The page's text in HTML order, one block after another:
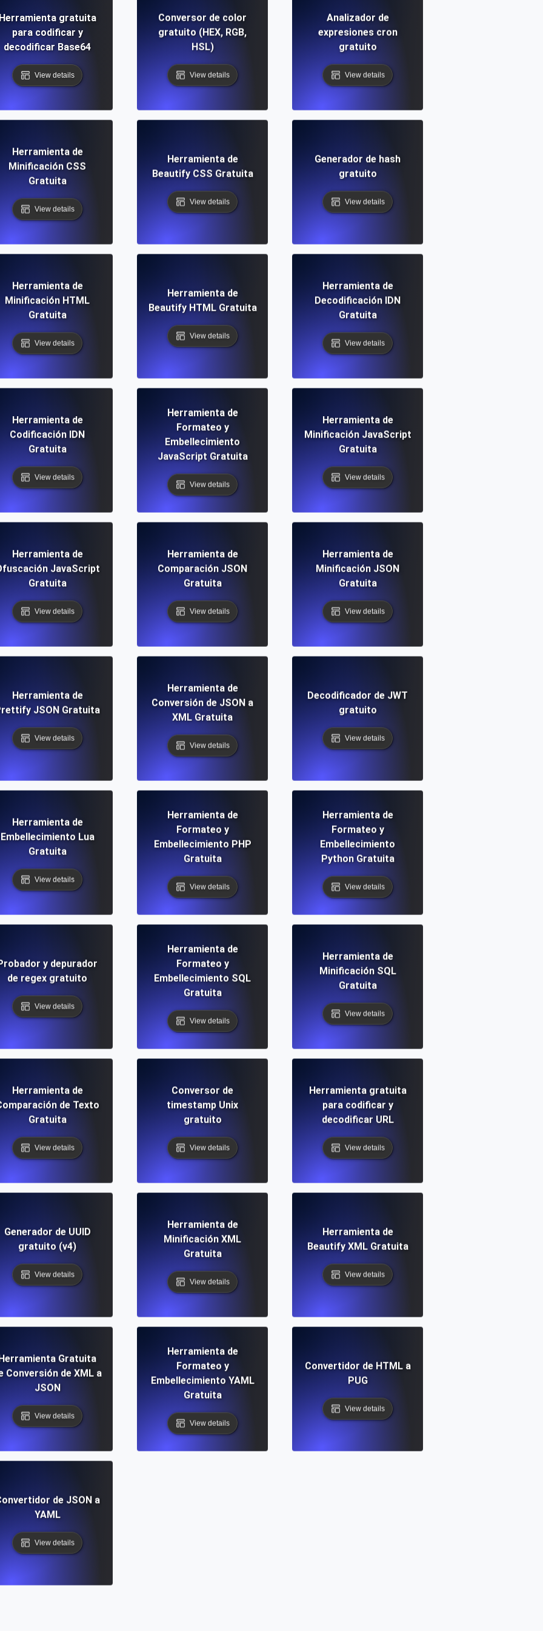
gratuita
para codificar y
decodificar Base64
View details
Conversor de color
gratuito (HEX, RGB,
HSL)
View details
Analizador de
expresiones cron
gratuito
View details
Herramienta de
Minificación CSS
Gratuita
View details
Herramienta de
Beautify CSS Gratuita
View details
Generador de hash
gratuito
View details
Herramienta de
Minificación HTML
Gratuita
View details
Herramienta de
Beautify HTML Gratuita
View details
Herramienta de
Decodificación IDN
Gratuita
View details
Herramienta de
Codificación IDN
Gratuita
View details
Herramienta de
Formateo y
Embellecimiento
JavaScript Gratuita
View details
Herramienta de
Minificación JavaScript
Gratuita
View details
Herramienta de
JavaScript
Gratuita
View details
Herramienta de
Comparación JSON
Gratuita
View details
Herramienta de
Minificación JSON
Gratuita
View details
Herramienta de
JSON Gratuita
View details
Herramienta de
Conversión de JSON a
XML Gratuita
View details
Decodificador de JWT
gratuito
View details
Herramienta de
Embellecimiento Lua
Gratuita
View details
Herramienta de
Formateo y
Embellecimiento PHP
Gratuita
View details
Herramienta de
Formateo y
Embellecimiento
Python Gratuita
View details
y depurador
de regex gratuito
View details
Herramienta de
Formateo y
Embellecimiento SQL
Gratuita
View details
Herramienta de
Minificación SQL
Gratuita
View details
Herramienta de
de Texto
Gratuita
View details
Conversor de
timestamp Unix
gratuito
View details
Herramienta gratuita
para codificar y
decodificar URL
View details
Generador de UUID
gratuito (v4)
View details
Herramienta de
Minificación XML
Gratuita
View details
Herramienta de
Beautify XML Gratuita
View details
Gratuita
Conversión de XML a
JSON
View details
Herramienta de
Formateo y
Embellecimiento YAML
Gratuita
View details
Convertidor de HTML a
PUG
View details
de JSON a
YAML
View details